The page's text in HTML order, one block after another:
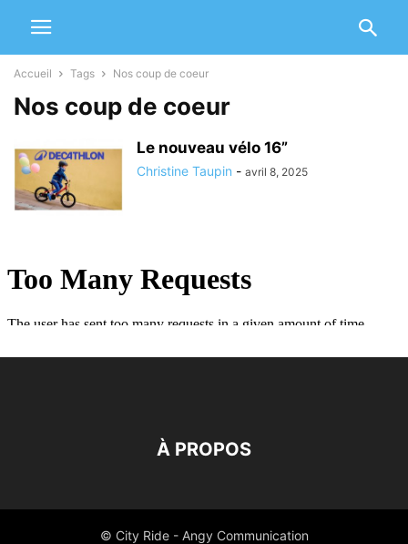
Accueil Tags Nos coup de coeur
Nos coup de coeur
Le nouveau vélo 16”
Christine Taupin - avril 8, 2025
À PROPOS
© City Ride - Angy Communication